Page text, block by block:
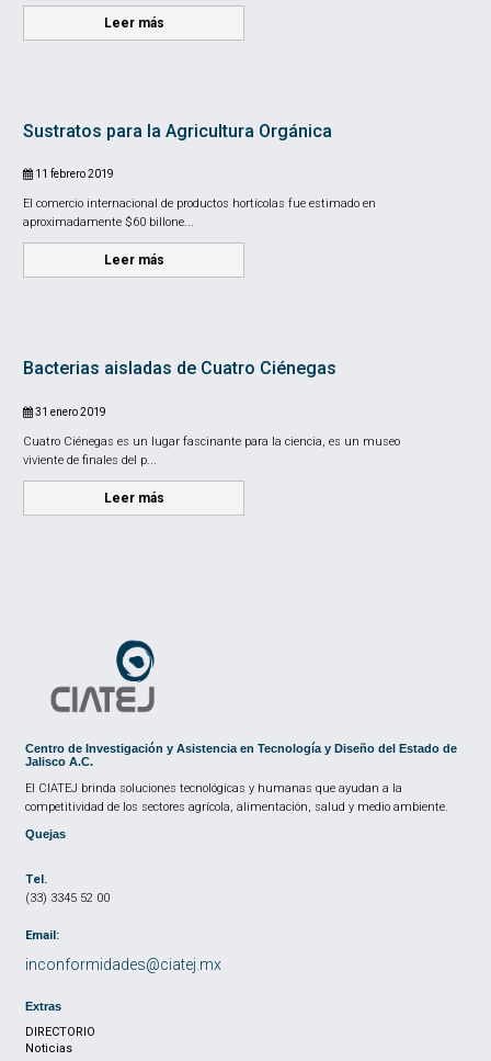
Leer más
Sustratos para la Agricultura Orgánica
11 febrero 2019
El comercio internacional de productos hortícolas fue estimado en
aproximadamente $60 billone...
Leer más
Bacterias aisladas de Cuatro Ciénegas
31 enero 2019
Cuatro Ciénegas es un lugar fascinante para la ciencia, es un museo
viviente de finales del p...
Leer más
Centro de Investigación y Asistencia en Tecnología y Diseño del Estado de
Jalisco A.C.
El CIATEJ brinda soluciones tecnológicas y humanas que ayudan a la
competitividad de los sectores agrícola, alimentación, salud y medio ambiente.
Quejas
Tel.
(33) 3345 52 00
Email:
inconformidades@ciatej.mx
Extras
DIRECTORIO
Noticias